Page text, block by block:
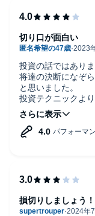
第4章 陥りやすい失敗
第5章 攻撃をするとき
第6章 投資の神髄
あとがき
千葉県館山市出身。
益）のプロ投資家。
投資の話ではあり
将達の決断になぞ
と思いました。
投資テクニックよ
でしたよ。
切り口が面白い
損切りしましょう